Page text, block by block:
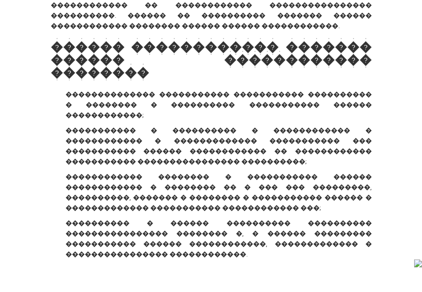
������������ �� ������������ ����������������
����������. ������ �� ���������� ������� ������
������������ �������� ������ ������ ������������.
������ ������������ �������
������ ������������
��������
�������������� ����������� ����������� ����������
� �������� � ���������� ����������� ������
������������;
����������� � ���������� � ������������ �
������������ � ������������� ����������� ���
����������� ������ ������������ �� ������������
����������� ���������������� ����������;
������������ �������� � ����������� ������
������������ � �������� �� � ��� ��� ���������,
����������, ������� � �������� � ����������� ������ �
������������� ����������� ������������ ���;
���������� � ������ ���������� ����������
���������������� �������� �, � ������ ���������
����������� ������ ������������, ������������� �
���������������� ������������.